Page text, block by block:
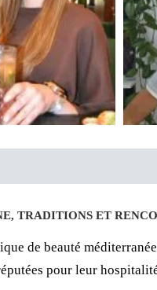
TRADITIONS ET
de beauté
pour leur